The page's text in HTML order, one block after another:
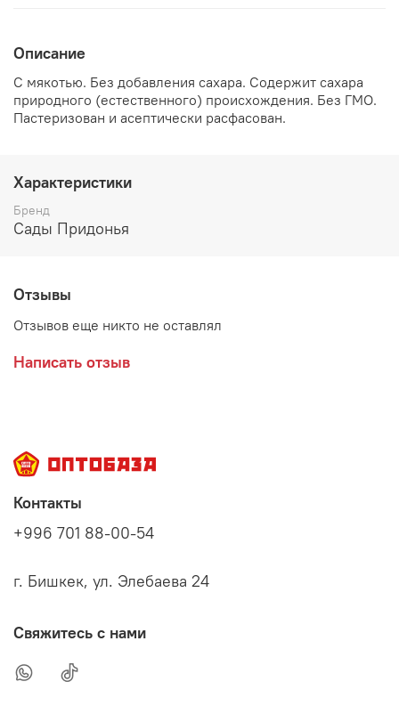
Описание
С мякотью. Без добавления сахара. Содержит сахара
природного (естественного) происхождения. Без ГМО.
Пастеризован и асептически расфасован.
Характеристики
Бренд
Сады Придонья
Отзывы
Отзывов еще никто не оставлял
Написать отзыв
Контакты
+996 701 88-00-54
г. Бишкек, ул. Элебаева 24
Свяжитесь с нами